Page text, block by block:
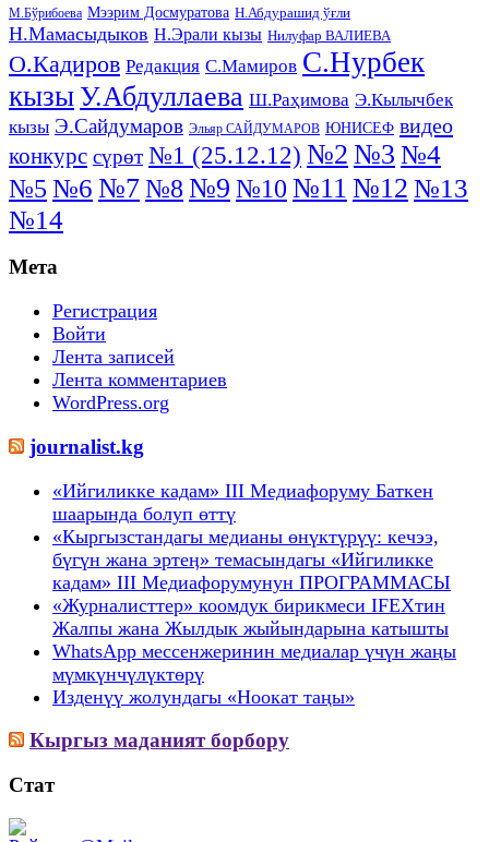
М.Бўрибоева Мээрим Досмуратова Н.Абдурашид ўғли
Н.Мамасыдыков Н.Эрали кызы Нилуфар ВАЛИЕВА
О.Кадиров Редакция С.Мамиров С.Нурбек
кызыУ.Абдуллаева Ш.Раҳимова Э.Кылычбек
кызы Э.Сайдумаров Эльяр САЙДУМАРОВ ЮНИСЕФ видео
конкурс сүрөт №1 (25.12.12) №2 №3 №4
№5 №6 №7№8 №9 №10 №11 №12 №13
№14
Мета
Регистрация
Войти
Лента записей
Лента комментариев
WordPress.org
journalist.kg
«Ийгиликке кадам» III Медиафоруму Баткен
шаарында болуп өттү
«Кыргызстандагы медианы өнүктүрүү: кечээ,
бүгүн жана эртеӊ» темасындагы «Ийгиликке
кадам» III Медиафорумунун ПРОГРАММАСЫ
«Журналисттер» коомдук бирикмеси IFEXтин
Жалпы жана Жылдык жыйындарына катышты
WhatsApp мессенжеринин медиалар үчүн жаңы
мүмкүнчүлүктөрү
Изденүү жолундагы «Ноокат таңы»
Кыргыз маданият борбору
Стат